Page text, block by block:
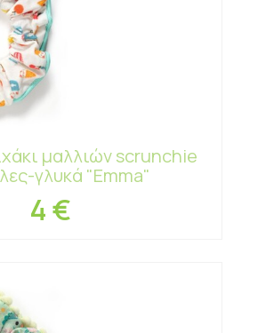
μαλλιών scrunchie
γλυκά "Emma"
4 €